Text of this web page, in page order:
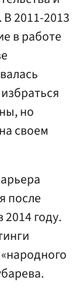
2011-2013
в работе
но
своем
после
году.